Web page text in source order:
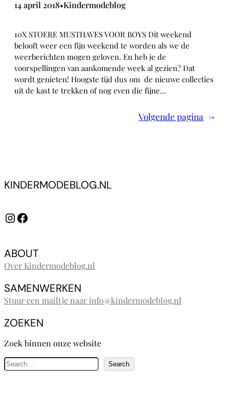
14 april 2018•Kindermodeblog
10X STOERE MUSTHAVES VOOR BOYS Dit weekend
belooft weer een fijn weekend te worden als we de
weerberichten mogen geloven. En heb je de
voorspellingen van aankomende week al gezien? Dat
wordt genieten! Hoogste tijd dus om de nieuwe collecties
uit de kast te trekken of nog even die fijne…
Volgende pagina →
KINDERMODEBLOG.NL
InstagramFacebook
ABOUT
Over Kindermodeblog.nl
SAMENWERKEN
Stuur een mailtje naar info@kindermodeblog.nl
ZOEKEN
Zoek binnen onze website
Z
o
Search